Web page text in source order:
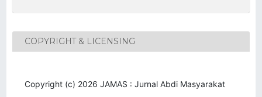
COPYRIGHT & LICENSING
Copyright (c) 2026 JAMAS : Jurnal Abdi Masyarakat